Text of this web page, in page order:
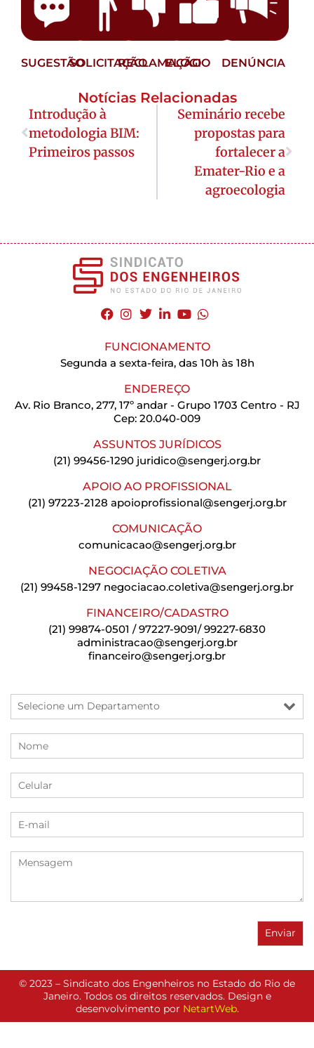
SUGESTÃOSOLICITAÇÃORECLAMAÇÃO
ELOGIO DENÚNCIA
Notícias Relacionadas
Introdução à
metodologia BIM:
Primeiros passos
Seminário recebe
propostas para
fortalecer a
Emater-Rio e a
agroecologia
FUNCIONAMENTO
Segunda a sexta-feira, das 10h às 18h
ENDEREÇO
Av. Rio Branco, 277, 17º andar - Grupo 1703 Centro - RJ
Cep: 20.040-009
ASSUNTOS JURÍDICOS
(21) 99456-1290 juridico@sengerj.org.br
APOIO AO PROFISSIONAL
(21) 97223-2128 apoioprofissional@sengerj.org.br
COMUNICAÇÃO
comunicacao@sengerj.org.br
NEGOCIAÇÃO COLETIVA
(21) 99458-1297 negociacao.coletiva@sengerj.org.br
FINANCEIRO/CADASTRO
(21) 99874-0501 / 97227-9091/ 99227-6830
administracao@sengerj.org.br
financeiro@sengerj.org.br
© 2023 – Sindicato dos Engenheiros no Estado do Rio de
Janeiro. Todos os direitos reservados. Design e
desenvolvimento por NetartWeb.